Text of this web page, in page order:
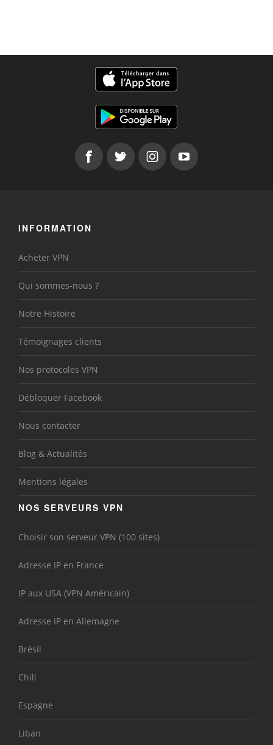
INFORMATION
Acheter VPN
Qui sommes-nous ?
Notre Histoire
Témoignages clients
Nos protocoles VPN
Débloquer Facebook
Nous contacter
Blog & Actualités
Mentions légales
NOS SERVEURS VPN
Choisir son serveur VPN (100 sites)
Adresse IP en France
IP aux USA (VPN Américain)
Adresse IP en Allemagne
Brésil
Chili
Espagne
Liban